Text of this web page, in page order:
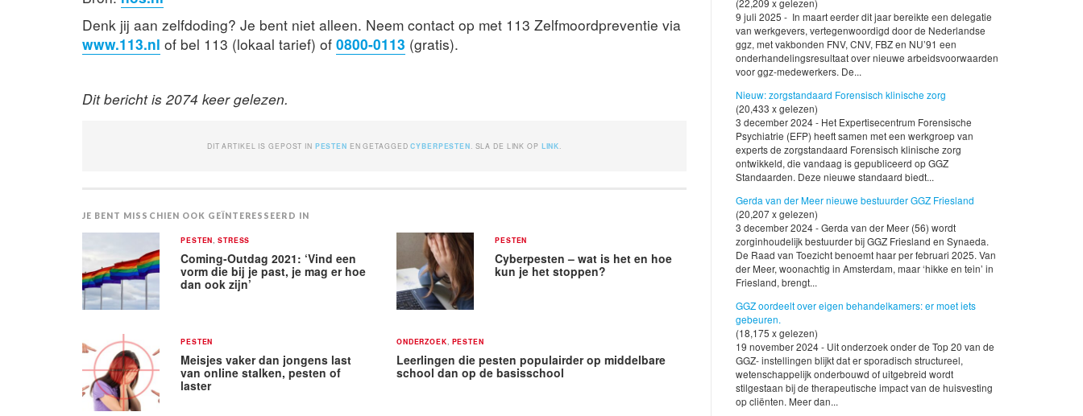
Denk jij aan zelfdoding? Je bent niet alleen. Neem contact op met 113 Zelfmoordpreventie via
www.113.nl of bel 113 (lokaal tarief) of 0800-0113 (gratis).
Dit bericht is 2074 keer gelezen.
DIT ARTIKEL IS GEPOST IN PESTEN EN GETAGGEDCYBERPESTEN . SLA DE LINK OP LINK
JE BENT MISSCHIEN OOK GEÏNTERESSEERD IN
PESTEN ,STRESS
Coming-Outdag 2021: ‘Vind een
vorm die bij je past, je mag er hoe
dan ook zijn’
PESTEN
Cyberpesten – wat is het en hoe
kun je het stoppen?
PESTEN
Meisjes vaker dan jongens last
van online stalken, pesten of
laster
ONDERZOEK PESTEN
Leerlingen die pesten populairder op middelbare
school dan op de basisschool
(22,209 x gelezen)
9 juli 2025 - In maart eerder dit jaar bereikte een delegatie
van werkgevers, vertegenwoordigd door de Nederlandse
ggz, met vakbonden FNV, CNV, FBZ en NU’91 een
onderhandelingsresultaat over nieuwe arbeidsvoorwaarden
voor ggz-medewerkers. De...
Nieuw: zorgstandaard Forensisch klinische zorg
(20,433 x gelezen)
3 december 2024 - Het Expertisecentrum Forensische
Psychiatrie (EFP) heeft samen met een werkgroep van
experts de zorgstandaard Forensisch klinische zorg
ontwikkeld, die vandaag is gepubliceerd op GGZ
Standaarden. Deze nieuwe standaard biedt...
Gerda van der Meer nieuwe bestuurder GGZ Friesland
(20,207 x gelezen)
3 december 2024 - Gerda van der Meer (56) wordt
zorginhoudelijk bestuurder bij GGZ Friesland en Synaeda.
De Raad van Toezicht benoemt haar per februari 2025. Van
der Meer, woonachtig in Amsterdam, maar ‘hikke en tein’ in
Friesland, brengt...
GGZ oordeelt over eigen behandelkamers: er moet iets
gebeuren.
(18,175 x gelezen)
19 november 2024 - Uit onderzoek onder de Top 20 van de
GGZ- instellingen blijkt dat er sporadisch structureel,
wetenschappelijk onderbouwd of uitgebreid wordt
stilgestaan bij de therapeutische impact van de huisvesting
op cliënten. Meer dan...